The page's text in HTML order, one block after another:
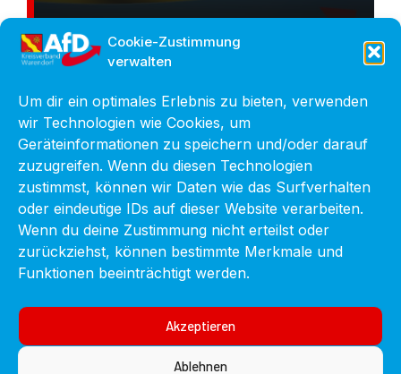
Cookie-Zustimmung
verwalten
Um dir ein optimales Erlebnis zu bieten, verwenden
wir Technologien wie Cookies, um
Geräteinformationen zu speichern und/oder darauf
zuzugreifen. Wenn du diesen Technologien
zustimmst, können wir Daten wie das Surfverhalten
oder eindeutige IDs auf dieser Website verarbeiten.
Wenn du deine Zustimmung nicht erteilst oder
zurückziehst, können bestimmte Merkmale und
Funktionen beeinträchtigt werden.
Akzeptieren
Ablehnen